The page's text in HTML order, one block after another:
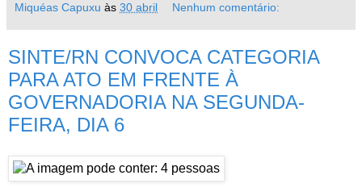
Miquéas Capuxu às 30 abril Nenhum comentário:
SINTE/RN CONVOCA CATEGORIA
PARA ATO EM FRENTE À
GOVERNADORIA NA SEGUNDA-
FEIRA, DIA 6